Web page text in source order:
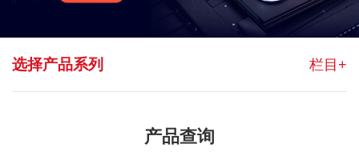
选择产品系列 栏目+
产品查询